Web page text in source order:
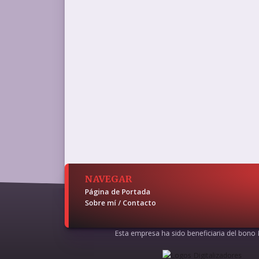
NAVEGAR
Página de Portada
Sobre mí / Contacto
Esta empresa ha sido beneficiaria del